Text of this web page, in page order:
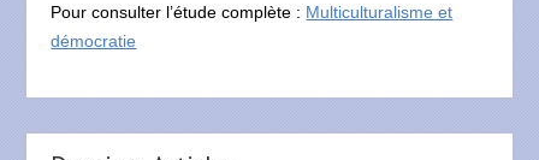
Pour consulter l’étude complète : Multiculturalisme et
démocratie